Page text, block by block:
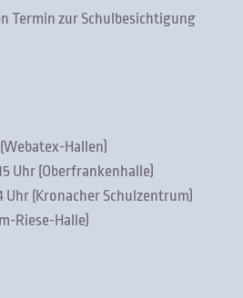
Termin zur Schulbesichtigung
Hallen)
Uhr (Oberfrankenhalle)
Uhr (Kronacher Schulzentrum)
Riese-Halle)